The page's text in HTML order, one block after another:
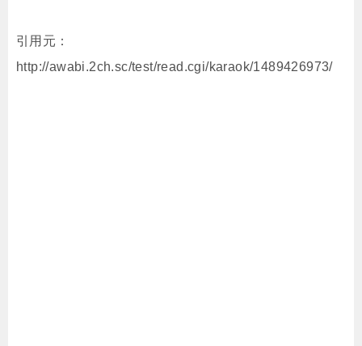
引用元：
http://awabi.2ch.sc/test/read.cgi/karaok/1489426973/